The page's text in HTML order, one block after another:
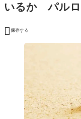
いるか パルロ
 保存する